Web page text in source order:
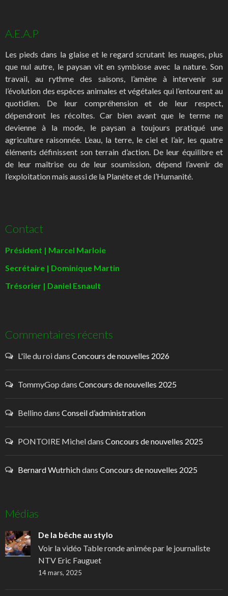
A.E.A.P
Les pieds dans la glaise et le regard scrutant les nuages, plus
que nul autre, le paysan vit en symbiose avec la nature. Son
travail, au rythme des saisons, l’amène à intervenir sur
l’évolution des espèces animales et végétales qui l’entourent au
quotidien. De leur compréhension et de leur respect,
dépendront les récoltes. Car bien avant que le terme ne
devienne à la mode, le paysan a toujours pratiqué une
agriculture raisonnée. L’eau, la terre, le ciel et l’air, les quatre
éléments définissent son terrain d’action. De leur équilibre et
de leur maîtrise ou de leur soumission, dépend l’avenir de
l’exploitation mais aussi de la Planète et de l’Humanité.
Contact
Président | Marcel Marloie
Secrétaire | Dominique Martin
Trésorier | Daniel Esnault
Commentaires récents
L'île du roidans Concours de nouvelles 2026
TommyGop dans Concours de nouvelles 2025
Bellino dans Conseil d’administration
PONTOIRE Micheldans Concours de nouvelles 2025
Bernard Wutrhichdans Concours de nouvelles 2025
Médias
De la bêche au stylo
Voir la vidéo Table ronde animée par le journaliste
NTV Eric Fauguet
14 mars, 2025